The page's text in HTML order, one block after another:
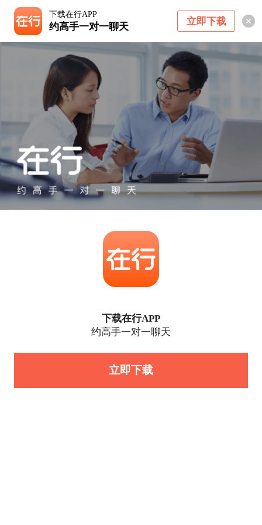
下载在行APP
约高手一对一聊天 立即下载
下载在行APP
约高手一对一聊天
立即下载